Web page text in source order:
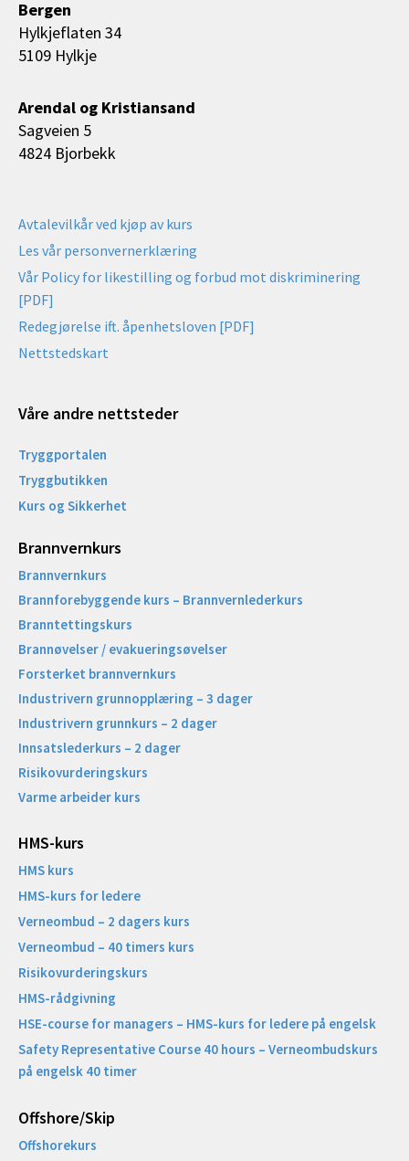
Bergen
Hylkjeflaten 34
5109 Hylkje
Arendal og Kristiansand
Sagveien 5
4824 Bjorbekk
Avtalevilkår ved kjøp av kurs
Les vår personvernerklæring
Vår Policy for likestilling og forbud mot diskriminering
[PDF]
Redegjørelse ift. åpenhetsloven [PDF]
Nettstedskart
Våre andre nettsteder
Tryggportalen
Tryggbutikken
Kurs og Sikkerhet
Brannvernkurs
Brannvernkurs
Brannforebyggende kurs – Brannvernlederkurs
Branntettingskurs
Brannøvelser / evakueringsøvelser
Forsterket brannvernkurs
Industrivern grunnopplæring – 3 dager
Industrivern grunnkurs – 2 dager
Innsatslederkurs – 2 dager
Risikovurderingskurs
Varme arbeider kurs
HMS-kurs
HMS kurs
HMS-kurs for ledere
Verneombud – 2 dagers kurs
Verneombud – 40 timers kurs
Risikovurderingskurs
HMS-rådgivning
HSE-course for managers – HMS-kurs for ledere på engelsk
Safety Representative Course 40 hours – Verneombudskurs
på engelsk 40 timer
Offshore/Skip​
Offshorekurs